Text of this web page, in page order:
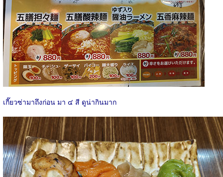
เกี๊ยวซ่ามาถึงก่อน มา ๔ สี ดูน่ากินมาก